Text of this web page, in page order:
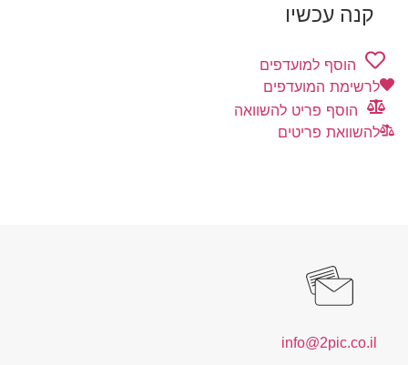
קנה עכשיו
הוסף למועדפים
לרשימת המועדפים
הוסף פריט להשוואה
להשוואת פריטים
info@2pic.co.il